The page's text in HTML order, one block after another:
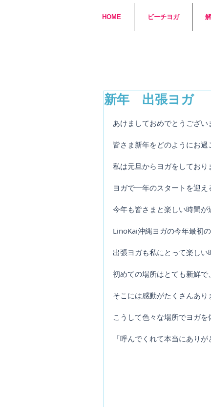
HOME ビーチヨガ
新年 出張ヨガ
あけましておめでとうござい
皆さま新年をどのようにお過
私は元旦からヨガをしており
ヨガで一年のスタートを迎
今年も皆さまと楽しい時間
LinoKai沖縄ヨガの今年最初
出張ヨガも私にとって楽しい
初めての場所はとても新鮮で
そこには感動がたくさんあり
こうして色々な場所でヨガを
「呼んでくれて本当にあり